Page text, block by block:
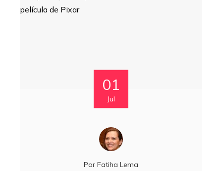
01
Jul
Por Fatiha Lema